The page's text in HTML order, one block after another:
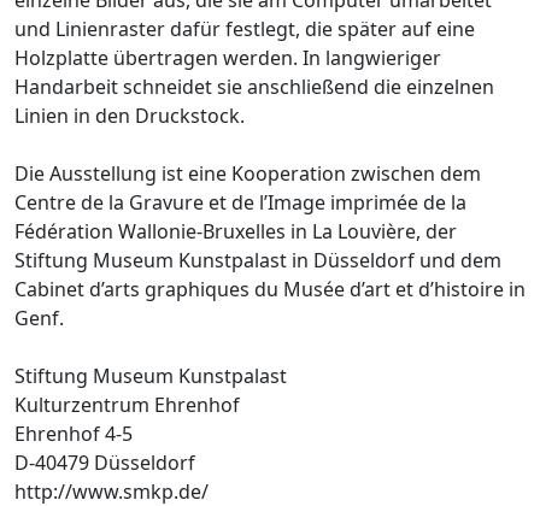
und Linienraster dafür festlegt, die später auf eine
Holzplatte übertragen werden. In langwieriger
Handarbeit schneidet sie anschließend die einzelnen
Linien in den Druckstock.
Die Ausstellung ist eine Kooperation zwischen dem
Centre de la Gravure et de l’Image imprimée de la
Fédération Wallonie-Bruxelles in La Louvière, der
Stiftung Museum Kunstpalast in Düsseldorf und dem
Cabinet d’arts graphiques du Musée d’art et d’histoire in
Genf.
Stiftung Museum Kunstpalast
Kulturzentrum Ehrenhof
Ehrenhof 4-5
D-40479 Düsseldorf
http://www.smkp.de/